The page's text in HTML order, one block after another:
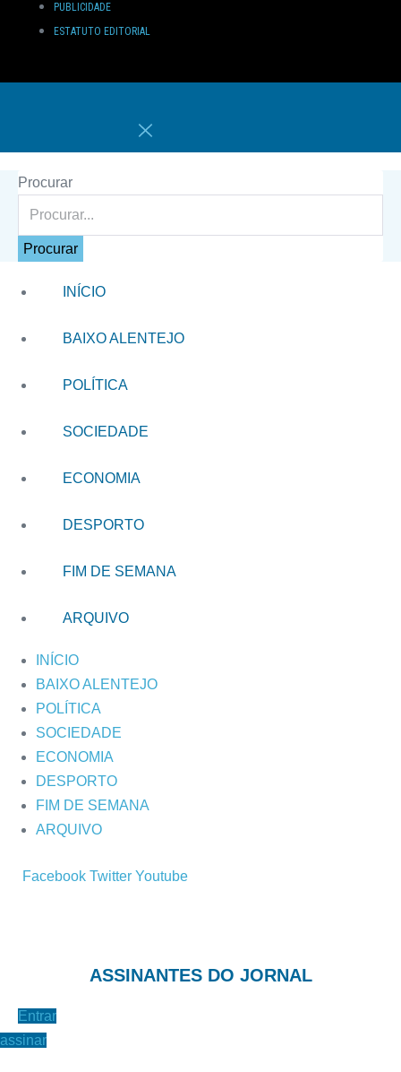
PUBLICIDADE
ESTATUTO EDITORIAL
Procurar
Procurar
INÍCIO
BAIXO ALENTEJO
POLÍTICA
SOCIEDADE
ECONOMIA
DESPORTO
FIM DE SEMANA
ARQUIVO
INÍCIO
BAIXO ALENTEJO
POLÍTICA
SOCIEDADE
ECONOMIA
DESPORTO
FIM DE SEMANA
ARQUIVO
Facebook Twitter Youtube
ASSINANTES DO JORNAL
Entrar
assinar